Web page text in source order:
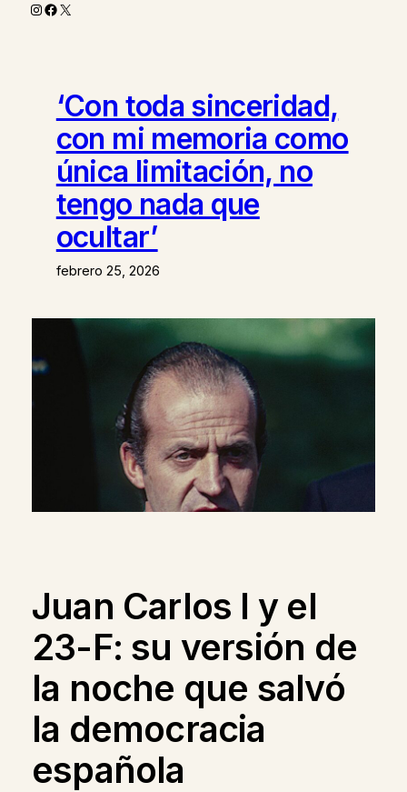
Instagram
Facebook
X
‘Con toda sinceridad,
con mi memoria como
única limitación, no
tengo nada que
ocultar’
febrero 25, 2026
Juan Carlos I y el
23-F: su versión de
la noche que salvó
la democracia
española